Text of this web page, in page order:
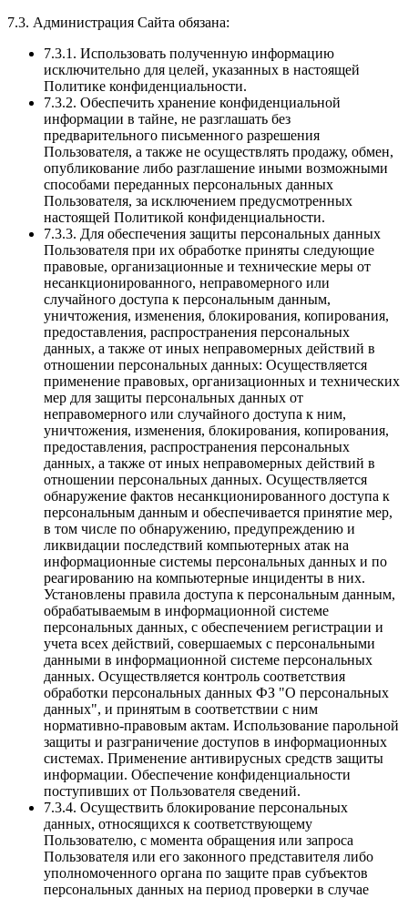
7.3. Администрация Сайта обязана:
7.3.1. Использовать полученную информацию
исключительно для целей, указанных в настоящей
Политике конфиденциальности.
7.3.2. Обеспечить хранение конфиденциальной
информации в тайне, не разглашать без
предварительного письменного разрешения
Пользователя, а также не осуществлять продажу, обмен,
опубликование либо разглашение иными возможными
способами переданных персональных данных
Пользователя, за исключением предусмотренных
настоящей Политикой конфиденциальности.
7.3.3. Для обеспечения защиты персональных данных
Пользователя при их обработке приняты следующие
правовые, организационные и технические меры от
несанкционированного, неправомерного или
случайного доступа к персональным данным,
уничтожения, изменения, блокирования, копирования,
предоставления, распространения персональных
данных, а также от иных неправомерных действий в
отношении персональных данных: Осуществляется
применение правовых, организационных и технических
мер для защиты персональных данных от
неправомерного или случайного доступа к ним,
уничтожения, изменения, блокирования, копирования,
предоставления, распространения персональных
данных, а также от иных неправомерных действий в
отношении персональных данных. Осуществляется
обнаружение фактов несанкционированного доступа к
персональным данным и обеспечивается принятие мер,
в том числе по обнаружению, предупреждению и
ликвидации последствий компьютерных атак на
информационные системы персональных данных и по
реагированию на компьютерные инциденты в них.
Установлены правила доступа к персональным данным,
обрабатываемым в информационной системе
персональных данных, с обеспечением регистрации и
учета всех действий, совершаемых с персональными
данными в информационной системе персональных
данных. Осуществляется контроль соответствия
обработки персональных данных ФЗ "О персональных
данных", и принятым в соответствии с ним
нормативно-правовым актам. Использование парольной
защиты и разграничение доступов в информационных
системах. Применение антивирусных средств защиты
информации. Обеспечение конфиденциальности
поступивших от Пользователя сведений.
7.3.4. Осуществить блокирование персональных
данных, относящихся к соответствующему
Пользователю, с момента обращения или запроса
Пользователя или его законного представителя либо
уполномоченного органа по защите прав субъектов
персональных данных на период проверки в случае